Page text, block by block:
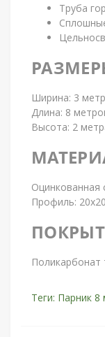
Труба
Ширина: 3
Длина: 8
Высота: 2
Оцинкованная
Профиль:
Теги: Парник 8